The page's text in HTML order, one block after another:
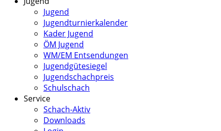
Jugend
Jugendturnierkalender
Kader Jugend
ÖM Jugend
WM/EM Entsendungen
Jugendgütesiegel
Jugendschachpreis
Schulschach
Service
Schach-Aktiv
Downloads